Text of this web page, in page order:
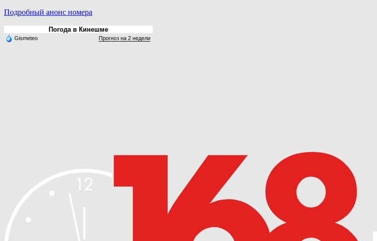
Подробный анонс номера
Погода в Кинешме
Gismeteo Прогноз на 2 недели